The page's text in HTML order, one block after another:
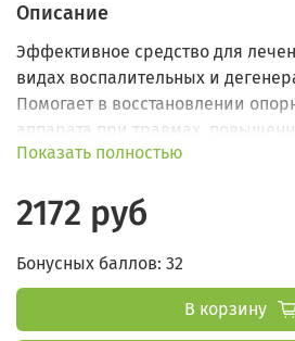
Описание
Эффективное средство для
видах воспалительных и
Помогает в восстановлении
аппарата при травмах,
Показать полностью
2172 руб
Бонусных баллов: 32
В корзину